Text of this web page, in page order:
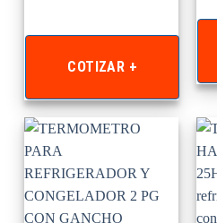
COTIZAR +